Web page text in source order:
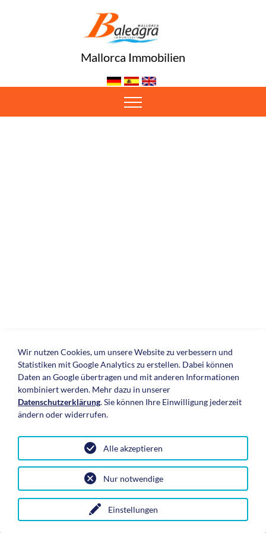
Mallorca Immobilien
Copyright (c) 2026 Mallorca-Immobilien.com
Imprint Privacy Policy
Wir nutzen Cookies, um unsere Website zu verbessern und
Statistiken mit Google Analytics zu erstellen. Dabei können
Daten an Google übertragen und mit anderen Informationen
kombiniert werden. Mehr dazu in unserer
Datenschutzerklärung. Sie können Ihre Einwilligung jederzeit
ändern oder widerrufen.
Einstellungen
Nur notwendige
Alle akzeptieren